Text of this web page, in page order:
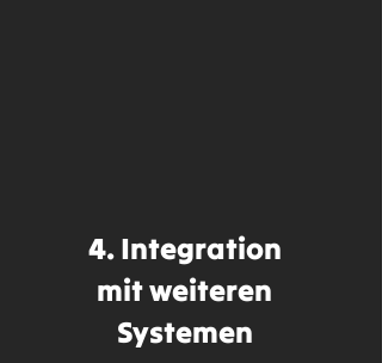
4. Integration
mit weiteren
Systemen